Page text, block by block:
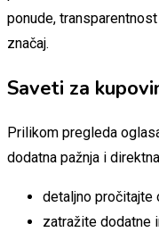
ponude,
značaj.
Saveti za
Prilikom pregleda
dodatna pažnja i
detaljno pročitajte
zatražite dodatne